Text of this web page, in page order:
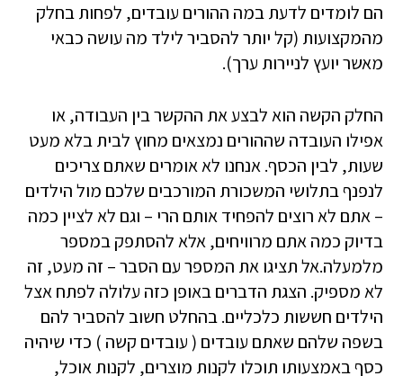
הם לומדים לדעת במה ההורים עובדים, לפחות בחלק
מהמקצועות (קל יותר להסביר לילד מה עושה כבאי
מאשר יועץ לניירות ערך).
החלק הקשה הוא לבצע את ההקשר בין העבודה, או
אפילו העובדה שההורים נמצאים מחוץ לבית בלא מעט
שעות, לבין הכסף. אנחנו לא אומרים שאתם צריכים
לנפנף בתלושי המשכורת המורכבים שלכם מול הילדים
– אתם לא רוצים להפחיד אותם הרי – וגם לא לציין כמה
בדיוק כמה אתם מרוויחים, אלא להסתפק במספר
מלמעלה.אל תציגו את המספר עם הסבר – זה מעט, זה
לא מספיק. הצגת הדברים באופן כזה עלולה לפתח אצל
הילדים חששות כלכליים. בהחלט חשוב להסביר להם
בשפה שלהם שאתם עובדים ( עובדים קשה ) כדי שיהיה
כסף באמצעותו תוכלו לקנות מוצרים, לקנות אוכל,